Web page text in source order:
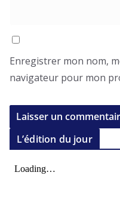
Enregistrer mon nom,
navigateur pour mon
L’édition du jour